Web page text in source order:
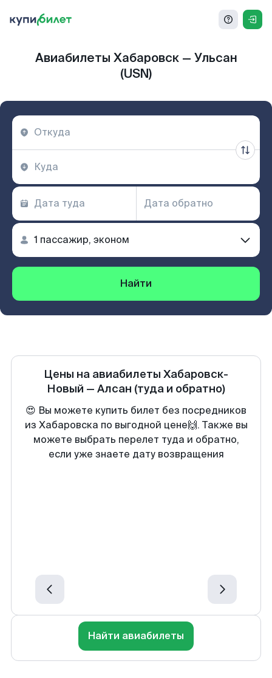
Авиабилеты Хабаровск — Ульсан
(USN)
Найти
Цены на авиабилеты Хабаровск-
Новый — Алсан (туда и обратно)
😍 Вы можете купить билет без посредников
из Хабаровска по выгодной цене🙌. Также вы
можете выбрать перелет туда и обратно,
если уже знаете дату возвращения
Найти авиабилеты